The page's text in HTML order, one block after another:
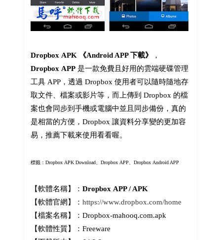
Dropbox APK 《Android APP 下載》
，
Dropbox APP是一款免費且好用的雲端硬碟管理
工具 APP，透過 Dropbox 使用者可以隨時隨地存
取文件、檔案或影片等，而上傳到 Dropbox 的檔
案也會同步到手機或電腦中並且同步備份，真的
是相當的方便，Dropbox 讓資料分享變的更加容
易，推薦下載來使用看看喔。
標籤：Dropbox APK Download、Dropbox APP、Dropbox Android APP
【軟體名稱】： Dropbox APP / APK
【軟體官網】： https://www.dropbox.com/home
【檔案名稱】：Dropbox-mahooq.com.apk
【軟體性質】：Freeware